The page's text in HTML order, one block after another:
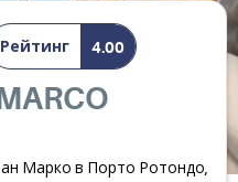
Рейтинг 4.00
Марко в Порто Ротондо,